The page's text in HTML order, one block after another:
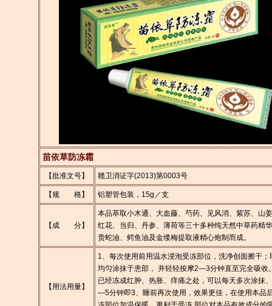
苗依草防冻霜
【批准文号】 赣卫消证字(2013)第0003号
【规 格】 铝塑管包装，15g／支
【成 分】
本品萃取小木通、大血藤、芍药、见风消、紫苏、山
红花、当归、丹参、薄荷等三十多种纯天然中草药精
贵蛇油、鳄鱼油及金缕梅提取液精心炮制而成。
【用法用量】
1、每次使用前用温水浸泡受冻部位，洗净创面擦干；
均匀涂抹于患部， 并轻轻按摩2—3分钟直至完全吸收
已经冻成红肿、热胀、痒痛之处，可以每天多次涂抹
—5分钟即3、睡前再次使用，效果更佳，在使用本品